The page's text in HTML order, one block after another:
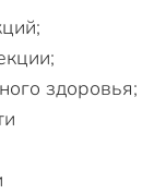
здоровья;